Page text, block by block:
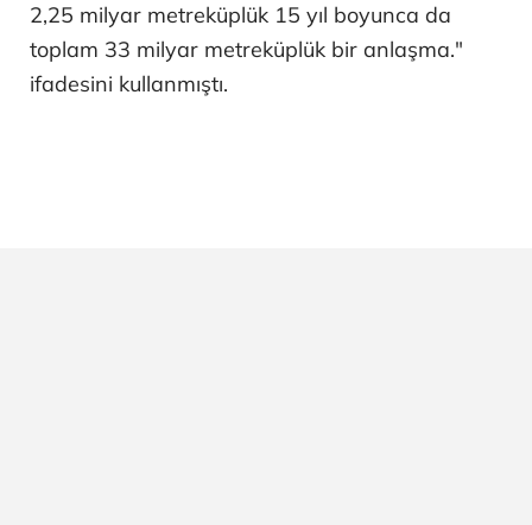
2,25 milyar metreküplük 15 yıl boyunca da
toplam 33 milyar metreküplük bir anlaşma."
ifadesini kullanmıştı.